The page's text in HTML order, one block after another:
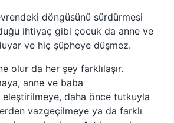
döngüsünü sürdürmesi
ihtiyaç gibi çocuk da anne ve
ve hiç şüpheye düşmez.
olur da her şey farklılaşır.
anne ve baba
eleştirilmeye, daha önce tutkuyla
vazgeçilmeye ya da farklı